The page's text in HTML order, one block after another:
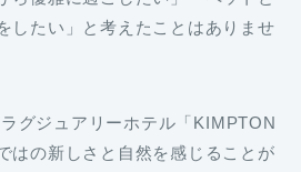
したい」と考えたことはありませ
グジュアリーホテル「KIMPTON
はの新しさと自然を感じることが